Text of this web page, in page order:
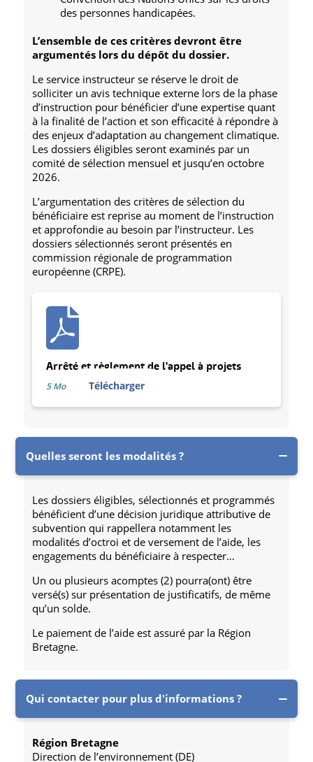
des personnes handicapées.
L’ensemble de ces critères devront être
argumentés lors du dépôt du dossier.
Le service instructeur se réserve le droit de
solliciter un avis technique externe lors de la phase
d’instruction pour bénéficier d’une expertise quant
à la finalité de l’action et son efficacité à répondre à
des enjeux d’adaptation au changement climatique.
Les dossiers éligibles seront examinés par un
comité de sélection mensuel et jusqu’en octobre
2026.
L’argumentation des critères de sélection du
bénéficiaire est reprise au moment de l’instruction
et approfondie au besoin par l’instructeur. Les
dossiers sélectionnés seront présentés en
commission régionale de programmation
européenne (CRPE).
Arrêté et règlement de l'appel à projets
5 Mo Télécharger
Quelles seront les modalités ?
Les dossiers éligibles, sélectionnés et programmés
bénéficient d’une décision juridique attributive de
subvention qui rappellera notamment les
modalités d’octroi et de versement de l’aide, les
engagements du bénéficiaire à respecter…
Un ou plusieurs acomptes (2) pourra(ont) être
versé(s) sur présentation de justificatifs, de même
qu’un solde.
Le paiement de l’aide est assuré par la Région
Bretagne.
Qui contacter pour plus d'informations ?
Région Bretagne
Direction de l’environnement (DE)